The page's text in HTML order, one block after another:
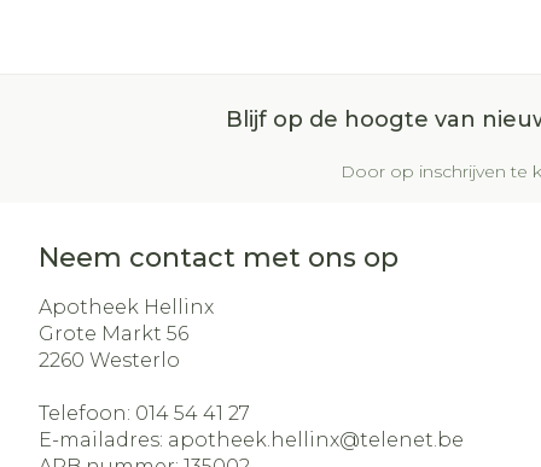
Blijf op de hoogte van
Door op inschrijven te
Neem contact met ons op
Apotheek Hellinx
Grote Markt 56
2260 Westerlo
Telefoon: 014 54 41 27
E-mailadres: apotheek.hellinx@telenet.be